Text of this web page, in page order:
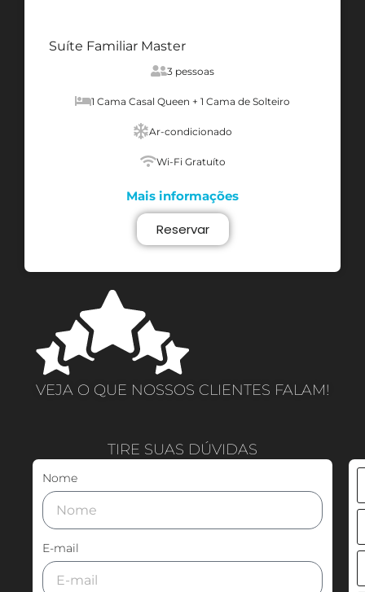
Suíte Familiar Master
3 pessoas
1 Cama Casal Queen + 1 Cama de Solteiro
Ar-condicionado
Wi-Fi Gratuíto
Mais informações
Reservar
VEJA O QUE NOSSOS CLIENTES FALAM!
TIRE SUAS DÚVIDAS
Nome
E-mail